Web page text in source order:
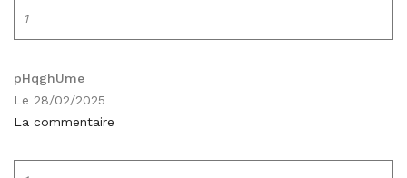
1
pHqghUme
Le 28/02/2025
La commentaire